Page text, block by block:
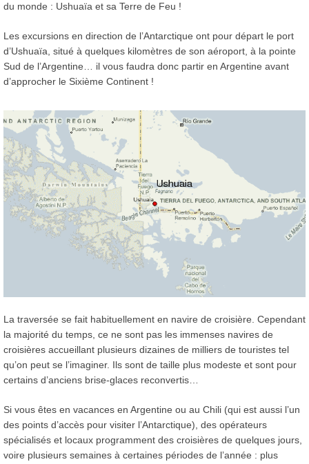
du monde : Ushuaïa et sa Terre de Feu !
Les excursions en direction de l’Antarctique ont pour départ le port
d’Ushuaïa, situé à quelques kilomètres de son aéroport, à la pointe
Sud de l’Argentine… il vous faudra donc partir en Argentine avant
d’approcher le Sixième Continent !
La traversée se fait habituellement en navire de croisière. Cependant
la majorité du temps, ce ne sont pas les immenses navires de
croisières accueillant plusieurs dizaines de milliers de touristes tel
qu’on peut se l’imaginer. Ils sont de taille plus modeste et sont pour
certains d’anciens brise-glaces reconvertis…
Si vous êtes en vacances en Argentine ou au Chili (qui est aussi l’un
des points d’accès pour visiter l’Antarctique), des opérateurs
spécialisés et locaux programment des croisières de quelques jours,
voire plusieurs semaines à certaines périodes de l’année : plus